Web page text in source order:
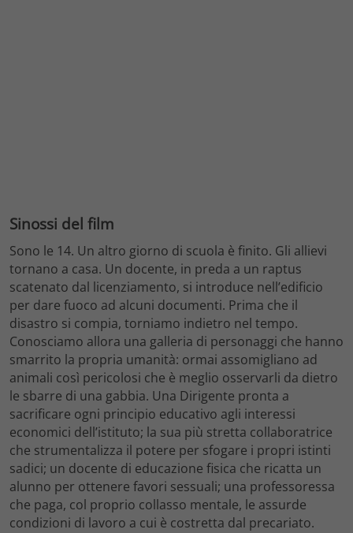
Sinossi del film
Sono le 14. Un altro giorno di scuola è finito. Gli allievi
tornano a casa. Un docente, in preda a un raptus
scatenato dal licenziamento, si introduce nell’edificio
per dare fuoco ad alcuni documenti. Prima che il
disastro si compia, torniamo indietro nel tempo.
Conosciamo allora una galleria di personaggi che hanno
smarrito la propria umanità: ormai assomigliano ad
animali così pericolosi che è meglio osservarli da dietro
le sbarre di una gabbia. Una Dirigente pronta a
sacrificare ogni principio educativo agli interessi
economici dell’istituto; la sua più stretta collaboratrice
che strumentalizza il potere per sfogare i propri istinti
sadici; un docente di educazione fisica che ricatta un
alunno per ottenere favori sessuali; una professoressa
che paga, col proprio collasso mentale, le assurde
condizioni di lavoro a cui è costretta dal precariato.